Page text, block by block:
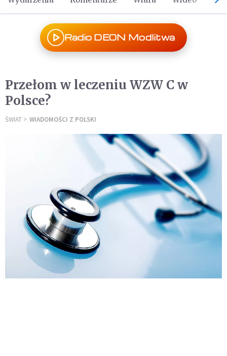
Radio DEON Modlitwa
Przełom w leczeniu WZW C w
Polsce?
ŚWIAT WIADOMOŚCI Z POLSKI